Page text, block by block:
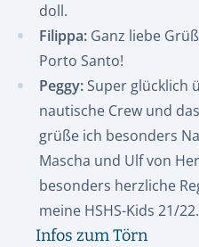
doll.
Filippa: Ganz liebe
Porto Santo!
Peggy:Super glücklich
nautische Crew und
grüße ich besonders
Mascha und Ulf von
besonders herzliche
meine HSHS-Kids 21/22.
Infos zum Törn